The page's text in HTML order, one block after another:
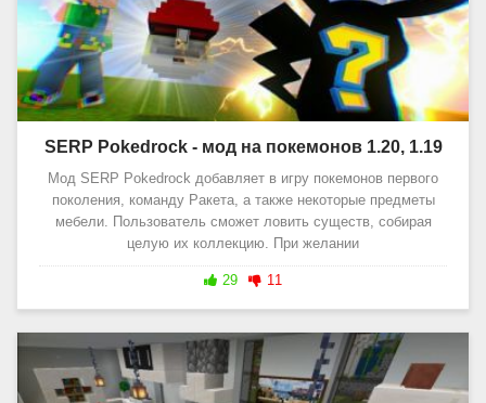
SERP Pokedrock - мод на покемонов 1.20, 1.19
Мод SERP Pokedrock добавляет в игру покемонов первого
поколения, команду Ракета, а также некоторые предметы
мебели. Пользователь сможет ловить существ, собирая
целую их коллекцию. При желании
29 11